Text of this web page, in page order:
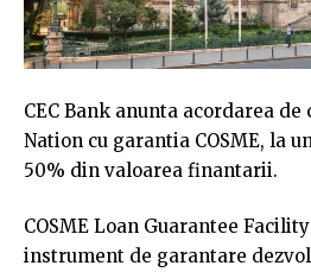
CEC Bank anunta acordarea
Nation cu garantia COSME, la
50% din valoarea finantarii.
COSME Loan Guarantee
instrument de garantare